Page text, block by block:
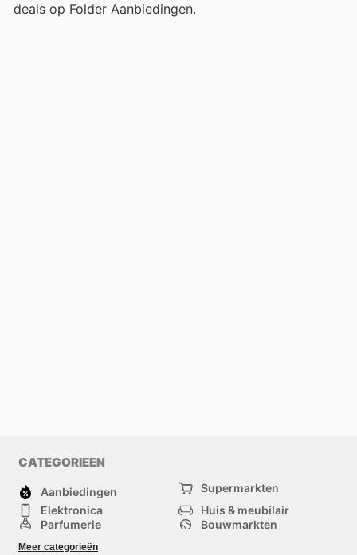
deals op Folder Aanbiedingen.
CATEGORIEEN
Aanbiedingen
Supermarkten
Elektronica
Huis & meubilair
Parfumerie
Bouwmarkten
Meer categorieën